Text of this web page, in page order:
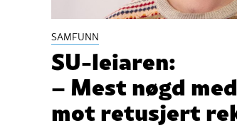
SAMFUNN
SU-leiaren:
– Mest nøgd
mot retusjert